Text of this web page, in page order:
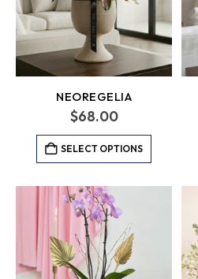
NEOREGELIA
$68.00
SELECT OPTIONS